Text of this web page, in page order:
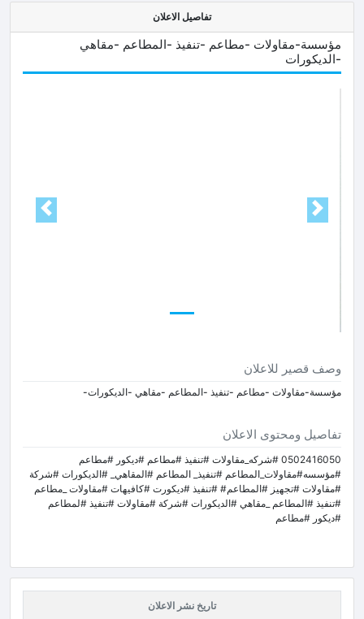
تفاصيل الاعلان
مؤسسة-مقاولات -مطاعم -تنفيذ -المطاعم -مقاهي
-الديكورات
Next Prev
وصف قصير للاعلان
مؤسسة-مقاولات -مطاعم -تنفيذ -المطاعم -مقاهي -الديكورات-
تفاصيل ومحتوى الاعلان
0502416050 #شركه_مقاولات #تنفيذ #مطاعم #ديكور #مطاعم
#مؤسسه#مقاولات_المطاعم #تنفيذ_ المطاعم #المقاهي_ #الديكورات #شركة
#مقاولات #تجهيز #المطاعم# #تنفيذ #ديكورت #كافيهات #مقاولات _مطاعم
#تنفيذ #المطاعم _مقاهي #الديكورات #شركة #مقاولات #تنفيذ #لمطاعم
#ديكور #مطاعم
تاريخ نشر الاعلان